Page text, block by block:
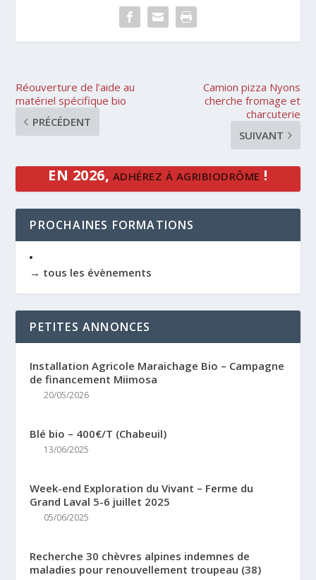
Réouverture de l’aide au
matériel spécifique bio
PRÉCÉDENT
Camion pizza Nyons
cherche fromage et
charcuterie
SUIVANT
EN 2026, ADHÉREZ À AGRIBIODRÔME !
PROCHAINES FORMATIONS
→ tous les évènements
PETITES ANNONCES
Installation Agricole Maraichage Bio – Campagne
de financement Miimosa
20/05/2026
Blé bio – 400€/T (Chabeuil)
13/06/2025
Week-end Exploration du Vivant – Ferme du
Grand Laval 5-6 juillet 2025
05/06/2025
Recherche 30 chèvres alpines indemnes de
maladies pour renouvellement troupeau (38)